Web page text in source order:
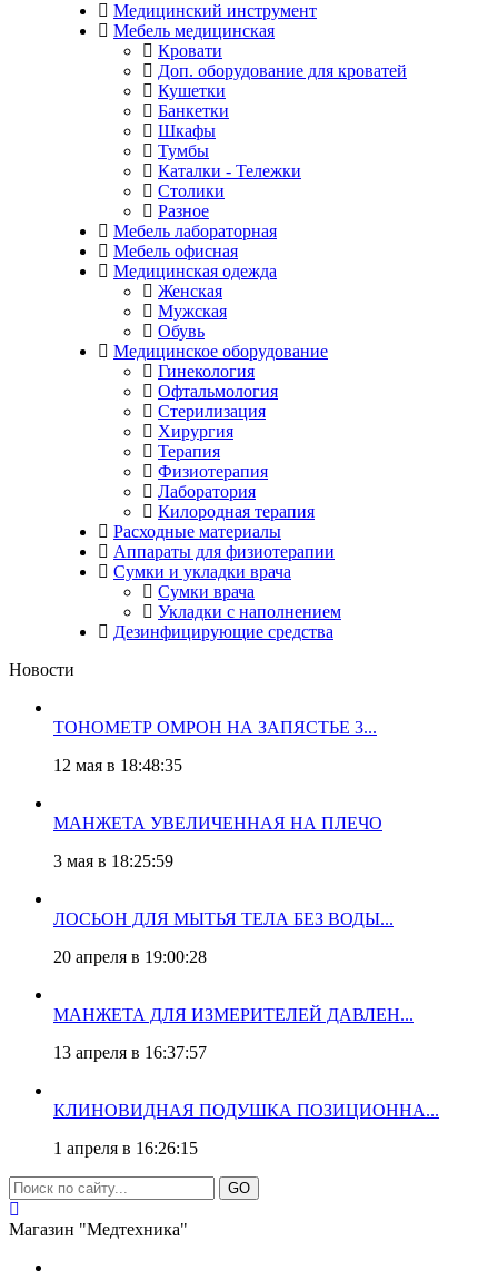
Медицинский инструмент
Мебель медицинская
Кровати
Доп. оборудование для кроватей
Кушетки
Банкетки
Шкафы
Тумбы
Каталки - Тележки
Столики
Разное
Мебель лабораторная
Мебель офисная
Медицинская одежда
Женская
Мужская
Обувь
Медицинское оборудование
Гинекология
Офтальмология
Стерилизация
Хирургия
Терапия
Физиотерапия
Лаборатория
Килородная терапия
Расходные материалы
Аппараты для физиотерапии
Сумки и укладки врача
Сумки врача
Укладки с наполнением
Дезинфицирующие средства
Новости
ТОНОМЕТР ОМРОН НА ЗАПЯСТЬЕ 3...
12 мая в 18:48:35
МАНЖЕТА УВЕЛИЧЕННАЯ НА ПЛЕЧО
3 мая в 18:25:59
ЛОСЬОН ДЛЯ МЫТЬЯ ТЕЛА БЕЗ ВОДЫ...
20 апреля в 19:00:28
МАНЖЕТА ДЛЯ ИЗМЕРИТЕЛЕЙ ДАВЛЕН...
13 апреля в 16:37:57
КЛИНОВИДНАЯ ПОДУШКА ПОЗИЦИОННА...
1 апреля в 16:26:15
GO
Магазин "Медтехника"